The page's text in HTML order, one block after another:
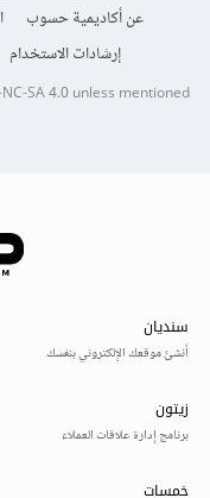
عن أكاديمية حسوب
إرشادات الاستخدام
NC-SA 4.0unless mentioned